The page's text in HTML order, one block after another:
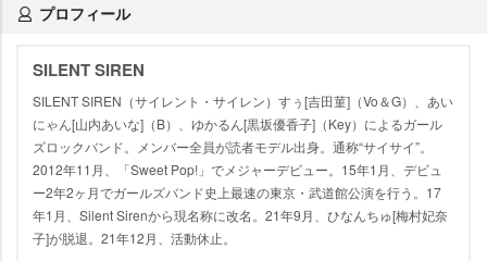
プロフィール
SILENT SIREN
SILENT SIREN（サイレント・サイレン）すぅ[吉田菫]（Vo＆G）、あい
にゃん[山内あいな]（B）、ゆかるん[黒坂優香子]（Key）によるガール
ズロックバンド。メンバー全員が読者モデル出身。通称“サイサイ”。
2012年11月、「Sweet Pop!」でメジャーデビュー。15年1月、デビュ
ー2年2ヶ月でガールズバンド史上最速の東京・武道館公演を行う。17
年1月、Silent Sirenから現名称に改名。21年9月、ひなんちゅ[梅村妃奈
子]が脱退。21年12月、活動休止。